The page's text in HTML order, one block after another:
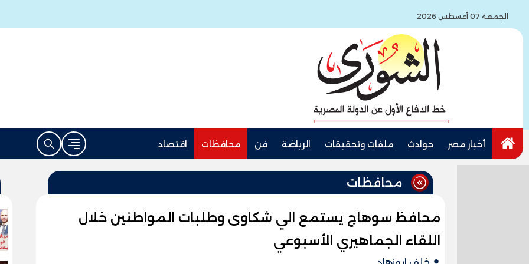
الجمعة 07 أغسطس 2026
أخبار مصر حوادث ملفات وتحقيقات الرياضة فن محافظات اقتصاد
محافظات
محافظ سوهاج يستمع الي شكاوى وطلبات المواطنين خلال
اللقاء الجماهيري الأسبوعي